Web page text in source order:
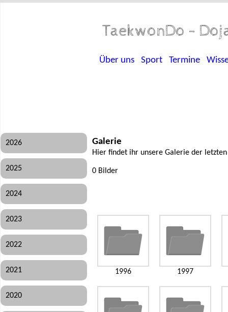
TaekwonDo -
Über uns Sport Termine
2026
2025
2024
2023
2022
2021
2020
Galerie
Hier findet ihr unsere Galerie der
0 Bilder
1996 1997